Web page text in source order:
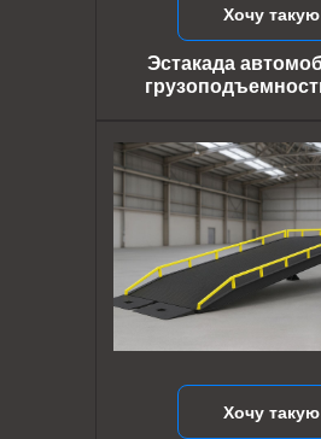
Хочу такую
Хочу такую
Эстакада